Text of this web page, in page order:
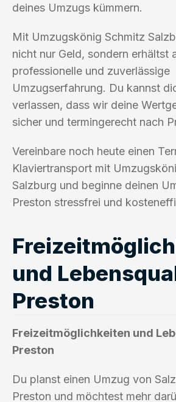
deines Umzugs kümmern.
Mit Umzugskönig Schmitz
nicht nur Geld, sondern erhältst
professionelle und zuverlässige
Umzugserfahrung. Du kannst
verlassen, dass wir deine
sicher und termingerecht nach
Vereinbare noch heute einen
Klaviertransport mit
Salzburg und beginne deinen
Preston stressfrei und
und
Preston
Freizeitmöglichkeiten und
Preston
Du planst einen Umzug von
Preston und möchtest mehr